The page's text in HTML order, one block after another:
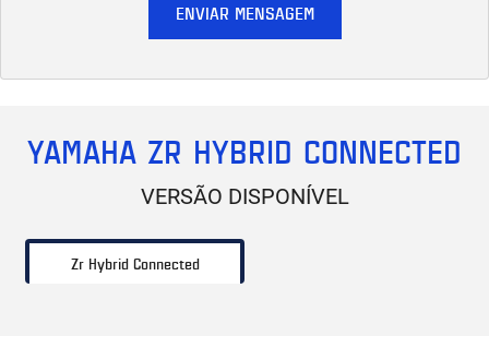
ENVIAR MENSAGEM
YAMAHA ZR HYBRID CONNECTED
VERSÃO DISPONÍVEL
Zr Hybrid Connected